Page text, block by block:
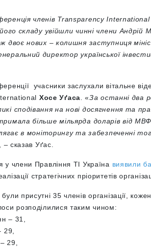
членів Transparency
його складу увійшли чинні члени
двоє нових – колишня заступниця
директор української
учасники заслухали вітальне
Хосе Уґаса . «За останні два
сподівання на нові досягнення та
більше мільярда доларів від
в моніторингу та забезпеченні
– сказав Уґас.
у члени Правління ТІ Україна виявили
стратегічних пріоритетів
присутні 35 членів організації,
розподілилися таким чином:
– 31,
29,
29,